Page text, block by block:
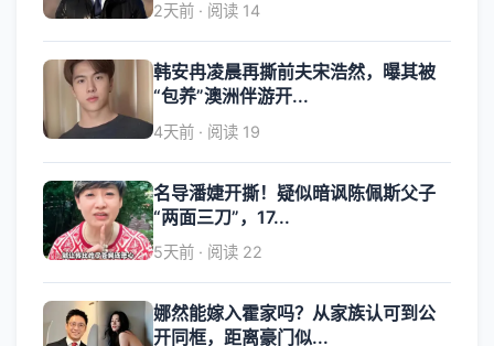
2天前 · 阅读 14
韩安冉凌晨再撕前夫宋浩然，曝其被
“包养”澳洲伴游开...
4天前 · 阅读 19
名导潘婕开撕！疑似暗讽陈佩斯父子
“两面三刀”，17...
5天前 · 阅读 22
娜然能嫁入霍家吗？从家族认可到公
开同框，距离豪门似...